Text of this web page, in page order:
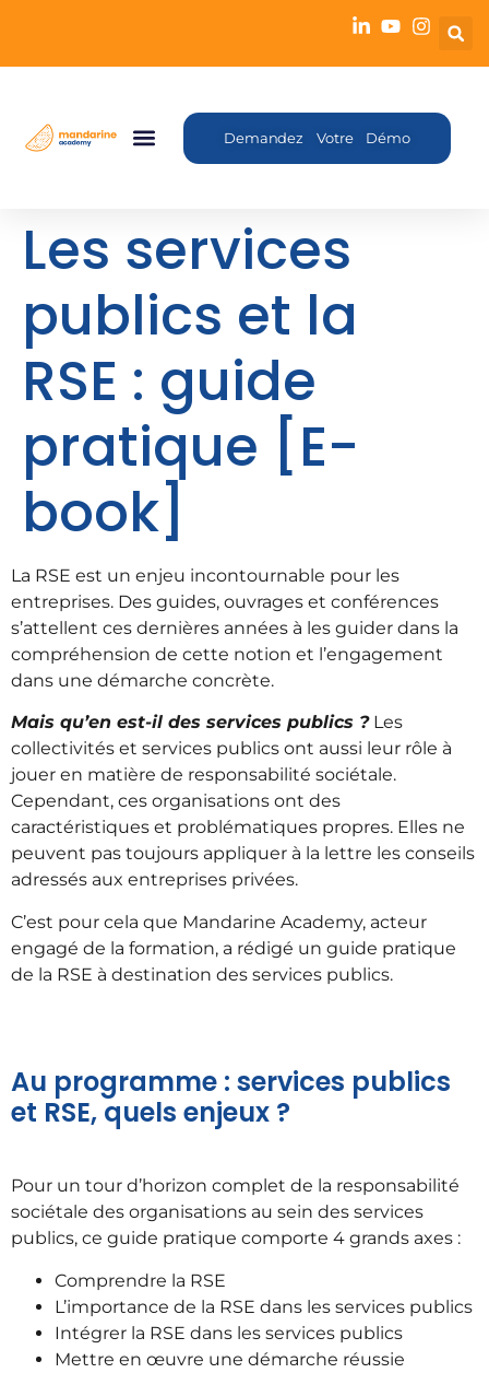
Demandez Votre Démo
Les services
publics et la
RSE : guide
pratique [E-
book]
La RSE est un enjeu incontournable pour les
entreprises. Des guides, ouvrages et conférences
s’attellent ces dernières années à les guider dans la
compréhension de cette notion et l’engagement
dans une démarche concrète.
Mais qu’en est-il des services publics ?Les
collectivités et services publics ont aussi leur rôle à
jouer en matière de responsabilité sociétale.
Cependant, ces organisations ont des
caractéristiques et problématiques propres. Elles ne
peuvent pas toujours appliquer à la lettre les conseils
adressés aux entreprises privées.
C’est pour cela que Mandarine Academy, acteur
engagé de la formation, a rédigé un guide pratique
de la RSE à destination des services publics.
Au programme : services publics
et RSE, quels enjeux ?
Pour un tour d’horizon complet de la responsabilité
sociétale des organisations au sein des services
publics, ce guide pratique comporte 4 grands axes :
Comprendre la RSE
L’importance de la RSE dans les services publics
Intégrer la RSE dans les services publics
Mettre en œuvre une démarche réussie